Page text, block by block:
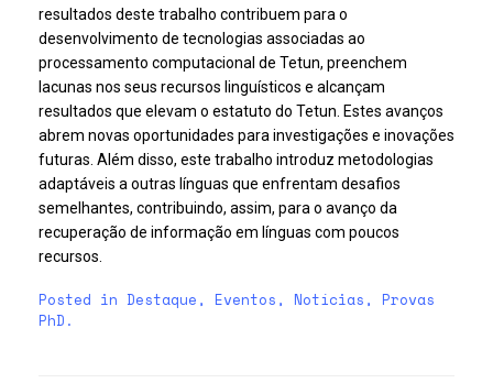
resultados deste trabalho contribuem para o
desenvolvimento de tecnologias associadas ao
processamento computacional de Tetun, preenchem
lacunas nos seus recursos linguísticos e alcançam
resultados que elevam o estatuto do Tetun. Estes avanços
abrem novas oportunidades para investigações e inovações
futuras. Além disso, este trabalho introduz metodologias
adaptáveis a outras línguas que enfrentam desafios
semelhantes, contribuindo, assim, para o avanço da
recuperação de informação em línguas com poucos
recursos.
Posted in Destaque , Eventos , Notícias , Provas
PhD .